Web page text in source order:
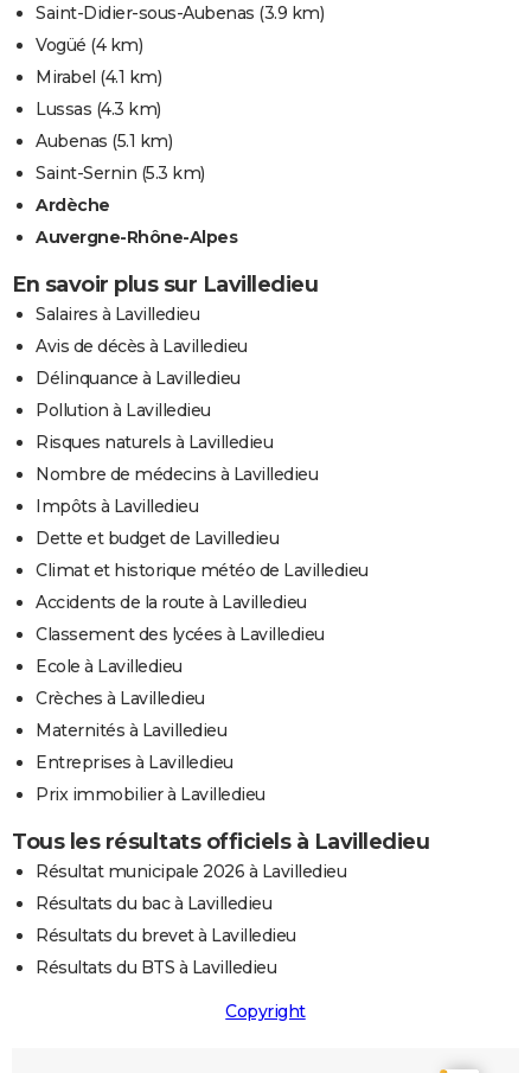
Saint-Didier-sous-Aubenas (3.9 km)
Vogüé (4 km)
Mirabel (4.1 km)
Lussas (4.3 km)
Aubenas (5.1 km)
Saint-Sernin (5.3 km)
Ardèche
Auvergne-Rhône-Alpes
En savoir plus sur Lavilledieu
Salaires à Lavilledieu
Avis de décès à Lavilledieu
Délinquance à Lavilledieu
Pollution à Lavilledieu
Risques naturels à Lavilledieu
Nombre de médecins à Lavilledieu
Impôts à Lavilledieu
Dette et budget de Lavilledieu
Climat et historique météo de Lavilledieu
Accidents de la route à Lavilledieu
Classement des lycées à Lavilledieu
Ecole à Lavilledieu
Crèches à Lavilledieu
Maternités à Lavilledieu
Entreprises à Lavilledieu
Prix immobilier à Lavilledieu
Tous les résultats officiels à Lavilledieu
Résultat municipale 2026 à Lavilledieu
Résultats du bac à Lavilledieu
Résultats du brevet à Lavilledieu
Résultats du BTS à Lavilledieu
Copyright